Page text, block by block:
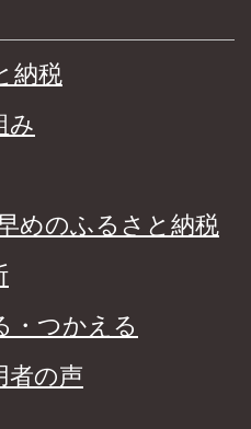
納税
み
めのふるさと納税
・つかえる
者の声